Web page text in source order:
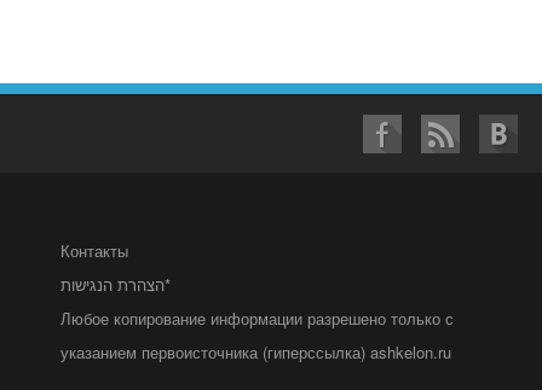
Контакты
הצהרת הנגישות*
Любое копирование информации разрешено только с
указанием первоисточника (гиперссылка) ashkelon.ru